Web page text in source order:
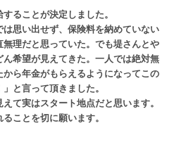
ることが決定しました。
思い出せず、保険料を納めていない
理だと思っていた。でも堤さんとや
希望が見えてきた。一人では絶対無
ら年金がもらえるようになってこの
と言って頂きました。
実はスタート地点だと思います。
ことを切に願います。